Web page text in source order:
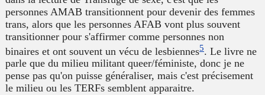
personnes AMAB transitionnent pour devenir des femmes
trans, alors que les personnes AFAB vont plus souvent
transitionner pour s'affirmer comme personnes non
binaires et ont souvent un vécu de lesbiennes5. Le livre ne
parle que du milieu militant queer/féministe, donc je ne
pense pas qu'on puisse généraliser, mais c'est précisement
le milieu ou les TERFs semblent apparaitre.